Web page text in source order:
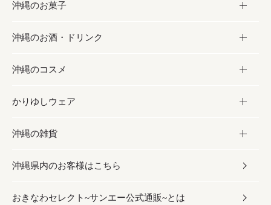
お肉
海産物
缶詰／パウチ
沖縄料理
沖縄そば／乾麺
レトルト食品
乾物／粉類
調味料
砂糖／黒砂糖
塩
お酢／ドレッシング
しょうゆ
みそ
だし／スパイス／島唐辛子
沖縄のお菓子
お菓子
黒糖
ちんすこう
伝統菓子
スナック
おつまみ
沖縄のお酒・ドリンク
お酒・ドリンク
泡盛
ビール・チューハイ
ワイン・ウィスキー・カクテル
ドリンク
沖縄のコスメ
コスメ
スキンケア
ボディケア
ヘアケア
かりゆしウェア
かりゆしウェア
メンズ
レディース
沖縄の雑貨
雑貨
沖縄ファッション
沖縄県内のお客様はこちら
おきなわセレクト~サンエー公式通販~とは